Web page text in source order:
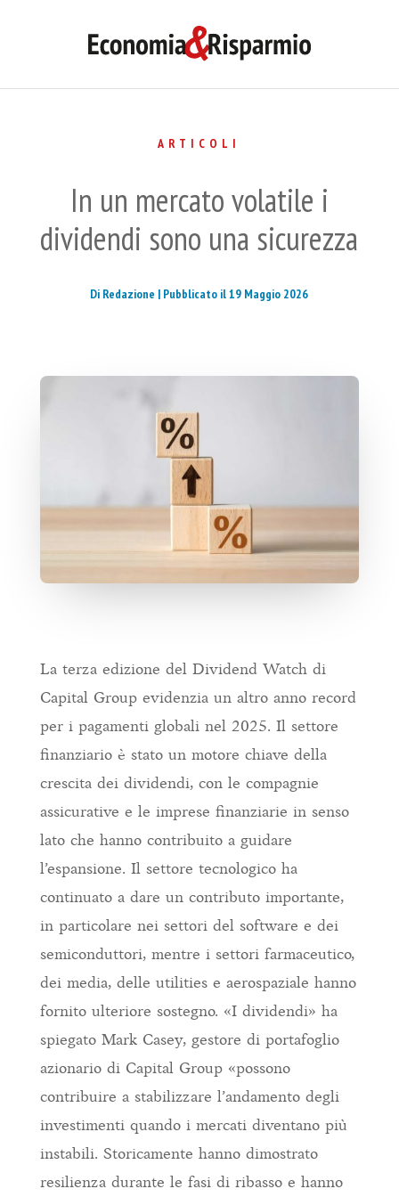
ARTICOLI
In un mercato volatile i
dividendi sono una sicurezza
Di Redazione | Pubblicato il 19 Maggio 2026
La terza edizione del Dividend Watch di
Capital Group evidenzia un altro anno record
per i pagamenti globali nel 2025. Il settore
finanziario è stato un motore chiave della
crescita dei dividendi, con le compagnie
assicurative e le imprese finanziarie in senso
lato che hanno contribuito a guidare
l’espansione. Il settore tecnologico ha
continuato a dare un contributo importante,
in particolare nei settori del software e dei
semiconduttori, mentre i settori farmaceutico,
dei media, delle utilities e aerospaziale hanno
fornito ulteriore sostegno. «I dividendi» ha
spiegato Mark Casey, gestore di portafoglio
azionario di Capital Group «possono
contribuire a stabilizzare l’andamento degli
investimenti quando i mercati diventano più
instabili. Storicamente hanno dimostrato
resilienza durante le fasi di ribasso e hanno